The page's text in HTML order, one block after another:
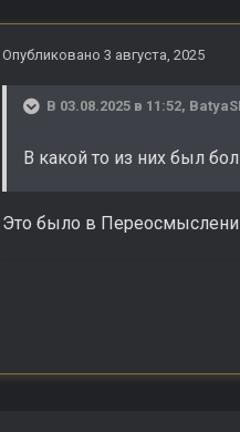
Опубликовано 3 августа, 2025
В 03.08.2025 в 11:52,
В какой то из них был
Это было в